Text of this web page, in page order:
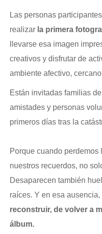
Las personas
realizar la primera
llevarse esa imagen
creativos y disfrutar de
ambiente afectivo,
Están invitadas familias
amistades y personas
primeros días tras la
Porque cuando perdemos
nuestros recuerdos, no
Desaparecen también
raíces. Y en esa ausencia,
reconstruir, de volver a
álbum.